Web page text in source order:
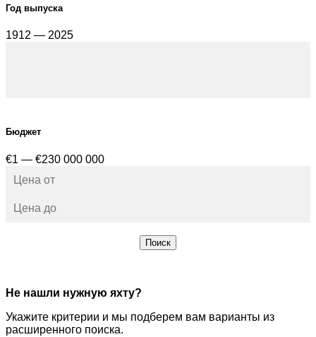
Год выпуска
1912 — 2025
Бюджет
€1 — €230 000 000
Поиск
Не нашли нужную яхту?
Укажите критерии и мы подберем вам варианты из
расширенного поиска.